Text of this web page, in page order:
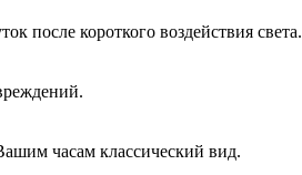
после короткого воздействия света.
часам классический вид.